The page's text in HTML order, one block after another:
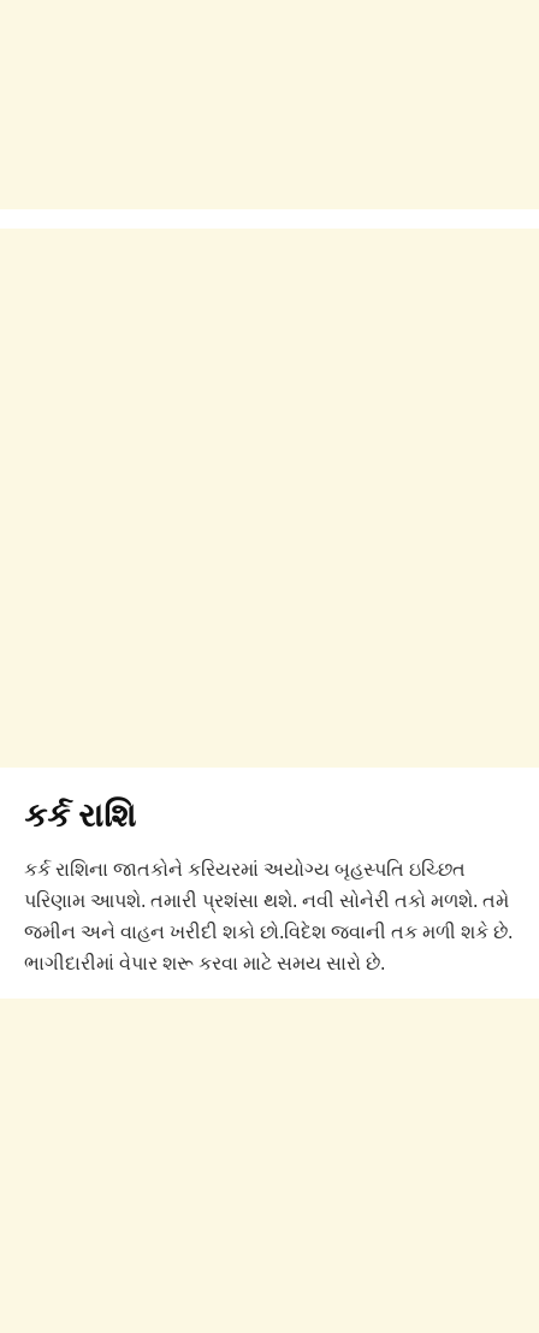
કર્ક રાશિ
કર્ક રાશિના જાતકોને કરિયરમાં અયોગ્ય બૃહસ્પતિ ઇચ્છિત
પરિણામ આપશે. તમારી પ્રશંસા થશે. નવી સોનેરી તકો મળશે. તમે
જમીન અને વાહન ખરીદી શકો છો.વિદેશ જવાની તક મળી શકે છે.
ભાગીદારીમાં વેપાર શરૂ કરવા માટે સમય સારો છે.